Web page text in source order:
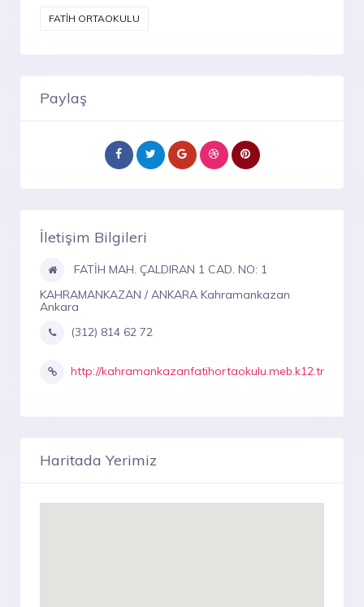
FATİH ORTAOKULU
Paylaş
İletişim Bilgileri
FATİH MAH. ÇALDIRAN 1 CAD. NO: 1
KAHRAMANKAZAN / ANKARA Kahramankazan
Ankara
(312) 814 62 72
http://kahramankazanfatihortaokulu.meb.k12.tr
Haritada Yerimiz